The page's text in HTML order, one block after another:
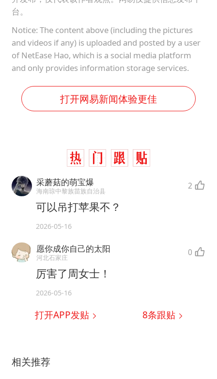
台。
Notice: The content above (including the pictures
and videos if any) is uploaded and posted by a user
of NetEase Hao, which is a social media platform
and only provides information storage services.
打开网易新闻体验更佳
采蘑菇的萌宝爆
海南琼中黎族苗族自治县 2
可以吊打苹果不？
2026-05-16
愿你成你自己的太阳
河北石家庄 0
厉害了周女士！
2026-05-16
打开APP发贴 8条跟贴
相关推荐